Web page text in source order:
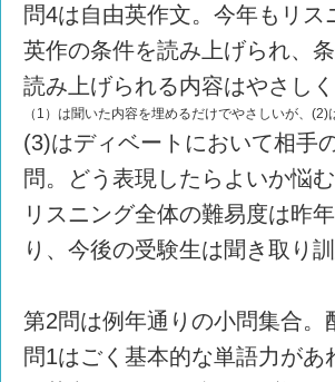
問4は自由英作文。今年もリ
英作の条件を読み上げられ、
読み上げられる内容はやさし
（1）は聞いた内容を埋めるだけでやさしいが、
(3)はディベートにおいて相手
問。どう表現したらよいか悩
リスニング全体の難易度は昨
り、今後の受験生は聞き取り
第2問は例年通りの小問集合。
問1はごく基本的な単語力が